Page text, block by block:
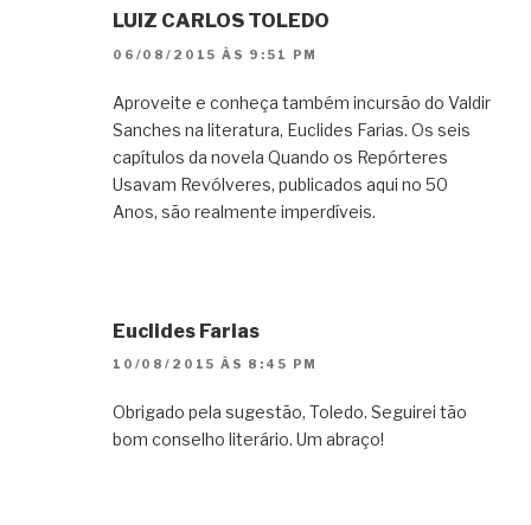
LUIZ CARLOS TOLEDO
06/08/2015 ÀS 9:51 PM
Aproveite e conheça também incursão do Valdir
Sanches na literatura, Euclides Farias. Os seis
capítulos da novela Quando os Repórteres
Usavam Revólveres, publicados aqui no 50
Anos, são realmente imperdíveis.
Euclides Farias
10/08/2015 ÀS 8:45 PM
Obrigado pela sugestão, Toledo. Seguirei tão
bom conselho literário. Um abraço!